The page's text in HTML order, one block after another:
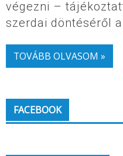
végezni –
szerdai döntéséről
TOVÁBB OLVASOM »
FACEBOOK